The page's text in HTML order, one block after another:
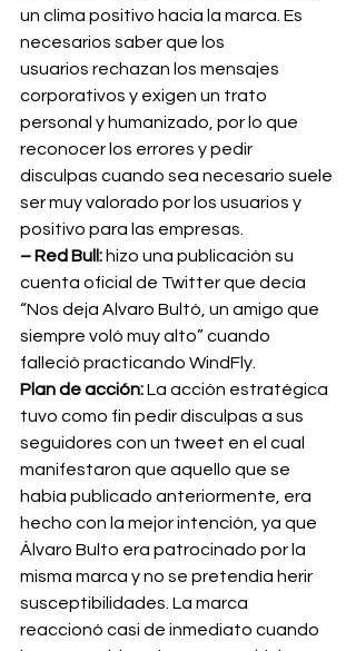
un clima positivo hacia la marca. Es
necesarios saber que los
usuarios rechazan los mensajes
corporativos y exigen un trato
personal y humanizado, por lo que
reconocer los errores y pedir
disculpas cuando sea necesario suele
ser muy valorado por los usuarios y
positivo para las empresas.
– Red Bull: hizo una publicación su
cuenta oficial de Twitter que decía
“Nos deja Alvaro Bultó, un amigo que
siempre voló muy alto” cuando
falleció practicando WindFly.
Plan de acción: La acción estratégica
tuvo como fin pedir disculpas a sus
seguidores con un tweet en el cual
manifestaron que aquello que se
había publicado anteriormente, era
hecho con la mejor intención, ya que
Álvaro Bulto era patrocinado por la
misma marca y no se pretendía herir
susceptibilidades. La marca
reaccionó casi de inmediato cuando